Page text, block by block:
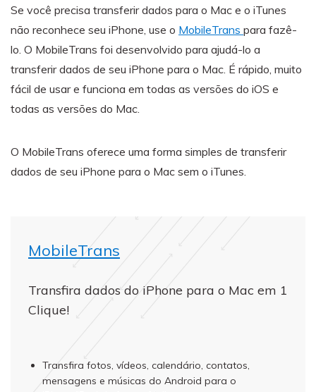
Se você precisa transferir dados para o Mac e o iTunes
não reconhece seu iPhone, use o MobileTrans para fazê-
lo. O MobileTrans foi desenvolvido para ajudá-lo a
transferir dados de seu iPhone para o Mac. É rápido, muito
fácil de usar e funciona em todas as versões do iOS e
todas as versões do Mac.
O MobileTrans oferece uma forma simples de transferir
dados de seu iPhone para o Mac sem o iTunes.
MobileTrans
Transfira dados do iPhone para o Mac em 1
Clique!
Transfira fotos, vídeos, calendário, contatos,
mensagens e músicas do Android para o